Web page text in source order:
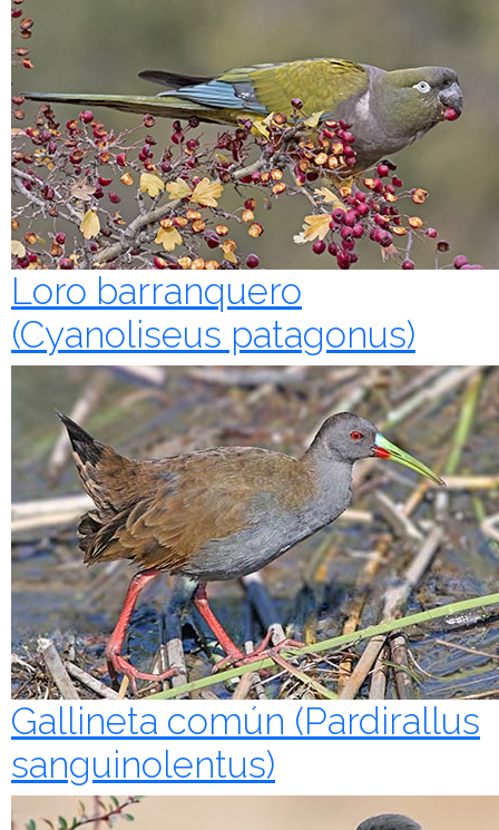
Loro barranquero
(Cyanoliseus patagonus)
Gallineta común (Pardirallus
sanguinolentus)